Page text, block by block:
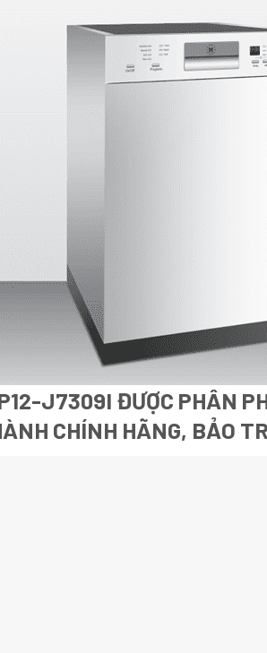
J7309I ĐƯỢC PHÂN
CHÍNH HÃNG, BẢO